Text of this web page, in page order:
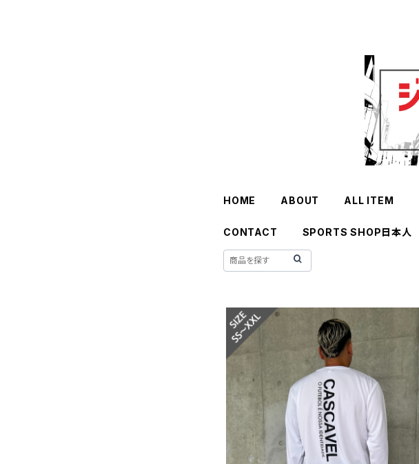
HOME ABOUT ALL ITEM
CONTACT SPORTS SHOP日本人